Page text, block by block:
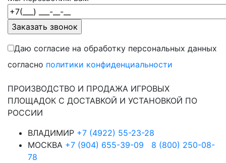
Даю согласие на обработку персональных данных
согласно политики конфиденциальности
ПРОИЗВОДСТВО И ПРОДАЖА ИГРОВЫХ
ПЛОЩАДОК С ДОСТАВКОЙ И УСТАНОВКОЙ ПО
РОССИИ
ВЛАДИМИР +7 (4922) 55-23-28
МОСКВА +7 (904) 655-39-09
8 (800) 250-08-
78